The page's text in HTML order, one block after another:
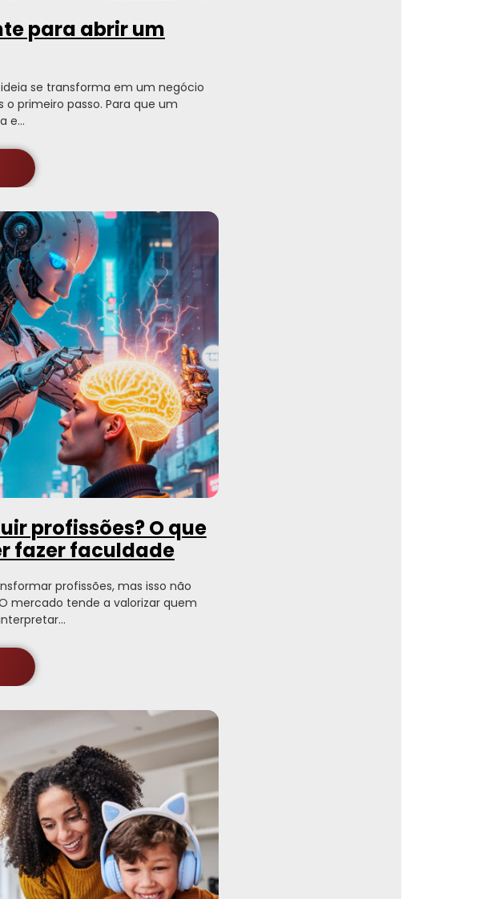
para abrir um
se transforma em um negócio
primeiro passo. Para que um
e…
profissões? O que
fazer faculdade
profissões, mas isso não
mercado tende a valorizar quem